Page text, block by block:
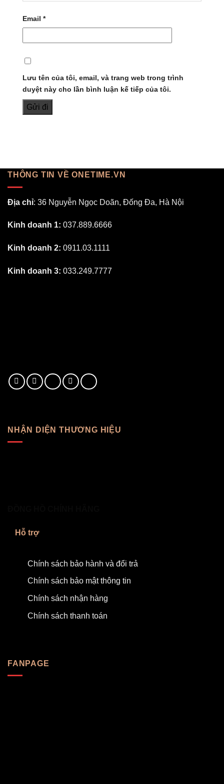
Email *
Lưu tên của tôi, email, và trang web trong trình
duyệt này cho lần bình luận kế tiếp của tôi.
THÔNG TIN VỀ ONETIME.VN
Địa chỉ: 36 Nguyễn Ngọc Doãn, Đống Đa, Hà Nội
Kinh doanh 1: 037.889.6666
Kinh doanh 2: 0911.03.1111
Kinh doanh 3: 033.249.7777
NHẬN DIỆN THƯƠNG HIỆU
Hỗ trợ
Chính sách bảo hành và đổi trả
Chính sách bảo mật thông tin
Chính sách nhận hàng
Chính sách thanh toán
FANPAGE